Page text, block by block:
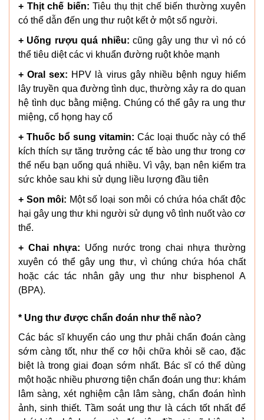
+ Thịt chế biến: Tiêu thụ thịt chế biến thường xuyên
có thể dẫn đến ung thư ruột kết ở một số người.
+ Uống rượu quá nhiều:cũng gây ung thư vì nó có
thể tiêu diệt các vi khuẩn đường ruột khỏe mạnh
+ Oral sex: HPV là virus gây nhiều bệnh nguy hiểm
lây truyền qua đường tình dục, thường xảy ra do quan
hệ tình dục bằng miệng. Chúng có thể gây ra ung thư
miệng, cổ họng hay cổ
+ Thuốc bổ sung vitamin: Các loại thuốc này có thể
kích thích sự tăng trưởng các tế bào ung thư trong cơ
thể nếu bạn uống quá nhiều. Vì vậy, bạn nên kiểm tra
sức khỏe sau khi sử dụng liều lượng đầu tiên
+ Son môi: Một số loại son môi có chứa hóa chất độc
hại gây ung thư khi người sử dụng vô tình nuốt vào cơ
thể.
+ Chai nhựa: Uống nước trong chai nhựa thường
xuyên có thể gây ung thư, vì chúng chứa hóa chất
hoặc các tác nhân gây ung thư như bisphenol A
(BPA).
* Ung thư được chẩn đoán như thế nào?
Các bác sĩ khuyến cáo ung thư phải chẩn đoán càng
sớm càng tốt, như thế cơ hội chữa khỏi sẽ cao, đặc
biệt là trong giai đoạn sớm nhất. Bác sĩ có thể dùng
một hoặc nhiều phương tiện chẩn đoán ung thư: khám
lâm sàng, xét nghiệm cận lâm sàng, chẩn đoán hình
ảnh, sinh thiết. Tầm soát ung thư là cách tốt nhất để